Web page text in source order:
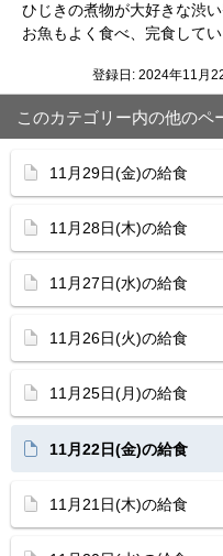
ひじきの煮物が大好きな渋
お魚もよく食べ、完食して
登録日: 2024年11月
このカテゴリー内の他のペ
11月29日(金)の給食
11月28日(木)の給食
11月27日(水)の給食
11月26日(火)の給食
11月25日(月)の給食
11月22日(金)の給食
11月21日(木)の給食